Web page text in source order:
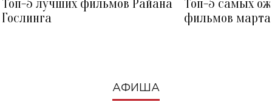
Топ-5 лучших фильмов Райана
Гослинга
Топ-5 самых
фильмов
АФИША